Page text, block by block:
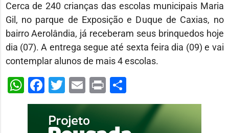
Cerca de 240 crianças das escolas municipais Maria
Gil, no parque de Exposição e Duque de Caxias, no
bairro Aerolândia, já receberam seus brinquedos hoje
dia (07). A entrega segue até sexta feira dia (09) e vai
contemplar alunos de mais 4 escolas.
WhatsApp
Facebook
Twitter
Email
PrintShare